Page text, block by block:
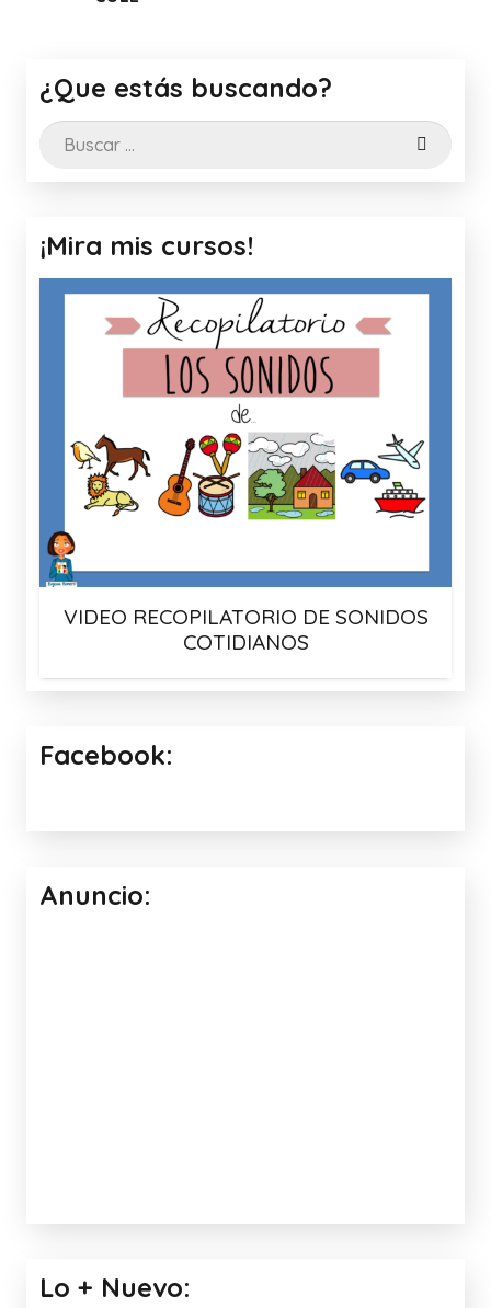
¿Que estás buscando?
Buscar:
¡Mira mis cursos!
VIDEO RECOPILATORIO DE SONIDOS
COTIDIANOS
Facebook:
Anuncio:
Lo + Nuevo: